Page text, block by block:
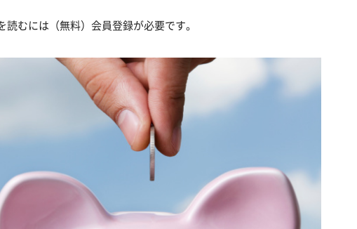
読むには（無料）会員登録が必要です。